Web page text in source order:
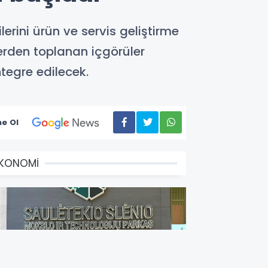
ürün ve servis geliştirme
toplanan içgörüler
edilecek.
Ol